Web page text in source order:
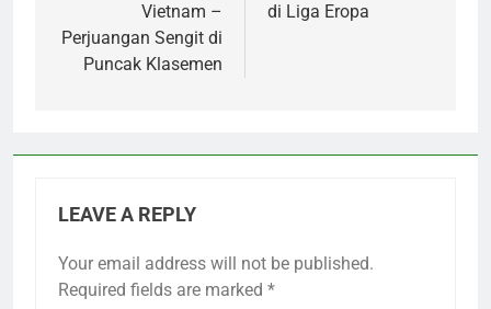
Vietnam –
Perjuangan Sengit di
Puncak Klasemen
di Liga Eropa
LEAVE A REPLY
Your email address will not be published.
Required fields are marked *